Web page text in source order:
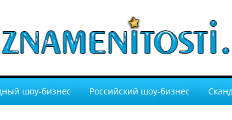
шоу-бизнес Российский шоу-бизнес